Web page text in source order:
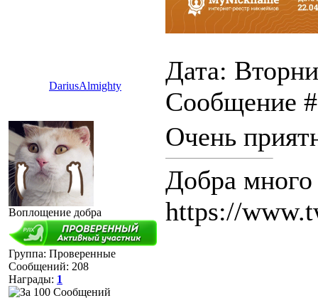
DariusAlmighty
Дата:
Сообщение
Воплощение добра
Группа: Проверенные
Сообщений: 208
Награды: 1
Очень
Добра
https://